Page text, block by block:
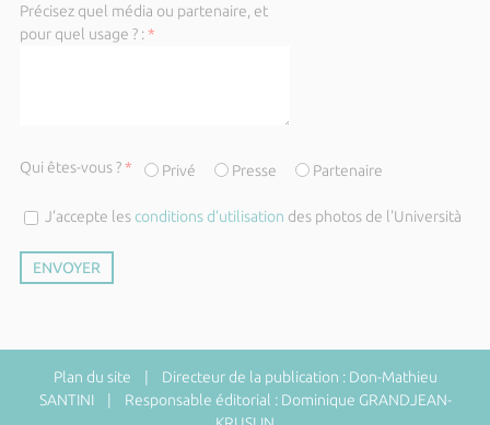
Précisez quel média ou partenaire, et
pour quel usage ? :*
Qui êtes-vous ?* Privé Presse Partenaire
J’accepte lesconditions d’utilisation des photos de l'Università
Plan du site | Directeur de la publication : Don-Mathieu
SANTINI | Responsable éditorial : Dominique GRANDJEAN-